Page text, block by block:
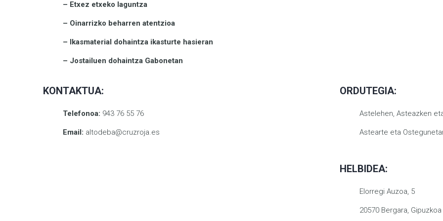
– Etxez etxeko laguntza
– Oinarrizko beharren atentzioa
– Ikasmaterial dohaintza ikasturte hasieran
– Jostailuen dohaintza Gabonetan
KONTAKTUA:
Telefonoa: 943 76 55 76
Email: altodeba@cruzroja.es
ORDUTEGIA:
Astelehen, Asteazken
Astearte eta
HELBIDEA:
Elorregi Auzoa, 5
20570 Bergara, Gipuzkoa